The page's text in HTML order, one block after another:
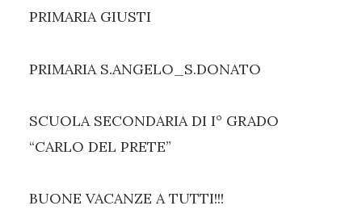
PRIMARIA GIUSTI
PRIMARIA S.ANGELO_S.DONATO
SCUOLA SECONDARIA DI I° GRADO
“CARLO DEL PRETE”
BUONE VACANZE A TUTTI!!!